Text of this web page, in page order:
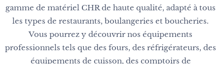
gamme de matériel CHR de haute qualité, adapté à tous
les types de restaurants, boulangeries et boucheries.
Vous pourrez y découvrir nos équipements
professionnels tels que des fours, des réfrigérateurs, des
équipements de cuisson, des comptoirs de